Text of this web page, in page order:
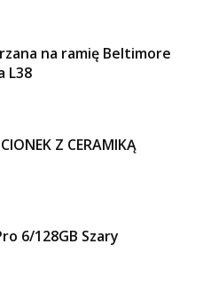
na ramię Beltimore
L38
Z CERAMIKĄ
6/128GB Szary